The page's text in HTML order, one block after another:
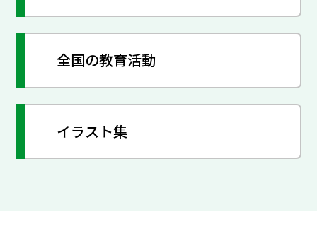
全国の教育活動
イラスト集